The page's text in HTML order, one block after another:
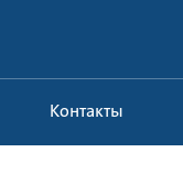
Контакты